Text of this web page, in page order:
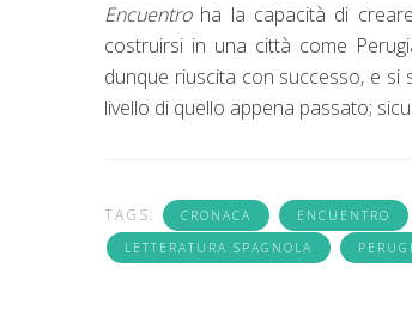
Encuentroha la capacità di
costruirsi in una città come
dunque riuscita con successo, e
livello di quello appena passato;
TAGS: CRONACA ENCUENTRO
LETTERATURA SPAGNOLA